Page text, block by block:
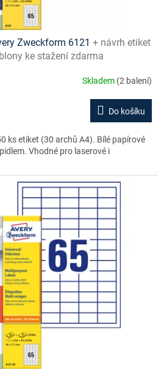
Zweckform 6121 + návrh etiket
ke stažení zdarma
Skladem (2 balení)
Do košíku
ks etiket (30 archů A4). Bílé papírové
Vhodné pro laserové i